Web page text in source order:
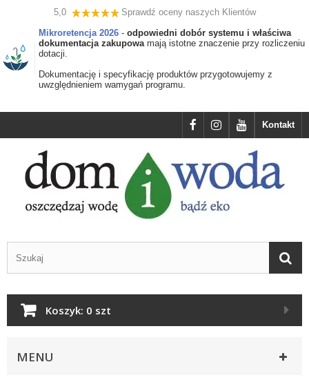
5,0
Sprawdź oceny naszych Klientów
Mikroretencja 2026 - odpowiedni dobór systemu i właściwa
dokumentacja zakupowamają istotne znaczenie przy rozliczeniu
dotacji.
Dokumentację i specyfikację produktów przygotowujemy z
uwzględnieniem wamygań programu.
Kontakt
Koszyk: 0 szt
MENU